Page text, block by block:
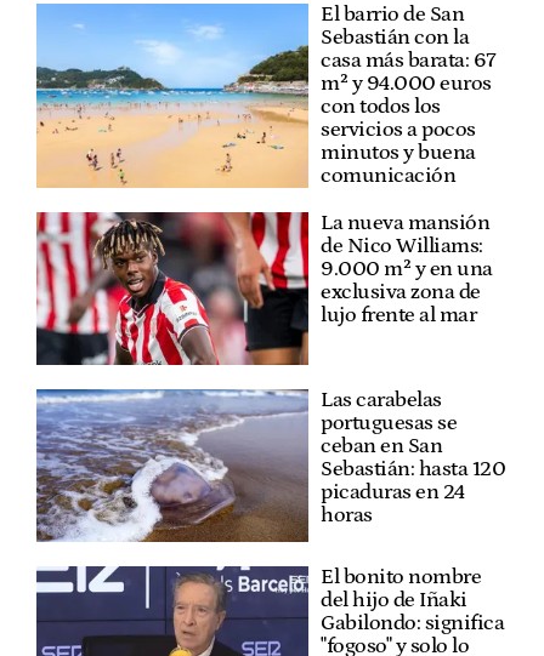
El barrio de San
Sebastián con la
casa más barata: 67
m² y 94.000 euros
con todos los
servicios a pocos
minutos y buena
comunicación
La nueva mansión
de Nico Williams:
9.000 m² y en una
exclusiva zona de
lujo frente al mar
Las carabelas
portuguesas se
ceban en San
Sebastián: hasta 120
picaduras en 24
horas
El bonito nombre
del hijo de Iñaki
Gabilondo: significa
"fogoso" y solo lo